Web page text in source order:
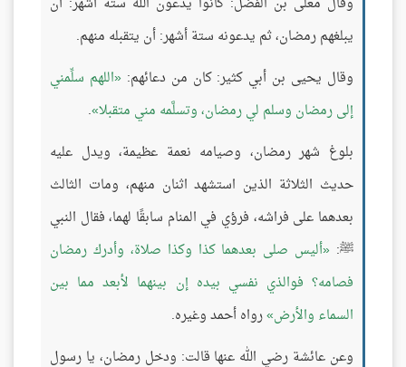
يبلغهم رمضان، ثم يدعونه ستة أشهر: أن يتقبله منهم.
وقال يحيى بن أبي كثير: كان من دعائهم: اللهم سلِّمني
إلى رمضان وسلم لي رمضان، وتسلَّمه مني متقبلا .
بلوغ شهر رمضان، وصيامه نعمة عظيمة، ويدل عليه
حديث الثلاثة الذين استشهد اثنان منهم، ومات الثالث
بعدهما على فراشه، فرؤي في المنام سابقًا لهما، فقال النبي
ﷺ: أليس صلى بعدهما كذا وكذا صلاة، وأدرك رمضان
فصامه؟ فوالذي نفسي بيده إن بينهما لأبعد مما بين
السماء والأرض رواه أحمد وغيره.
وعن عائشة رضي الله عنها قالت: ودخل رمضان، يا رسول